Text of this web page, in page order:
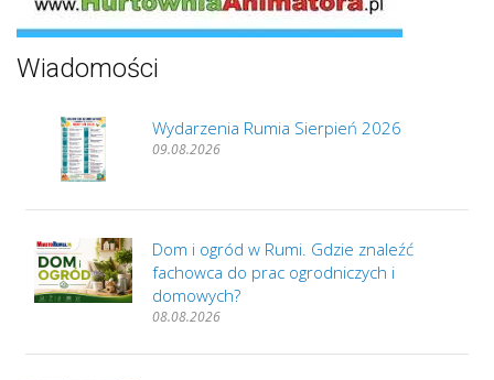
Wiadomości
Wydarzenia Rumia Sierpień 2026
09.08.2026
Dom i ogród w Rumi. Gdzie znaleźć
fachowca do prac ogrodniczych i
domowych?
08.08.2026